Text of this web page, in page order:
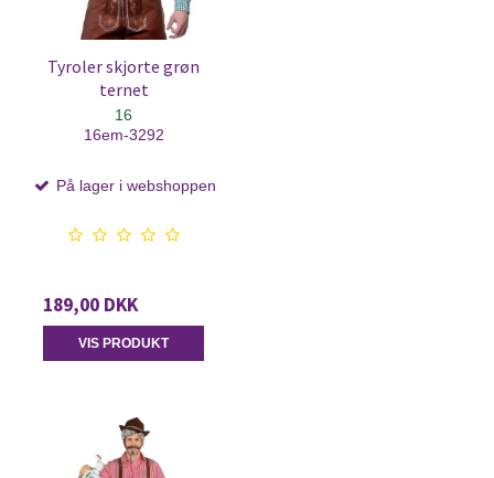
Tyroler skjorte grøn
ternet
16
16em-3292
På lager i webshoppen
189,00 DKK
VIS PRODUKT